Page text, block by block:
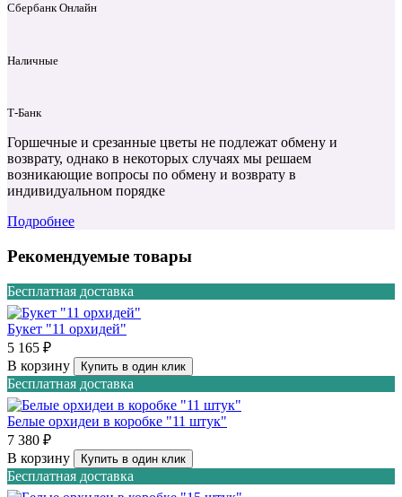
Сбербанк Онлайн
Наличные
Т‑Банк
Горшечные и срезанные цветы не подлежат обмену и
возврату, однако в некоторых случаях мы решаем
возникающие вопросы по обмену и возврату в
индивидуальном порядке
Подробнее
Рекомендуемые товары
Бесплатная доставка
Букет "11 орхидей"
5 165 ₽
В корзину
Купить в один клик
Бесплатная доставка
Белые орхидеи в коробке "11 штук"
7 380 ₽
В корзину
Купить в один клик
Бесплатная доставка